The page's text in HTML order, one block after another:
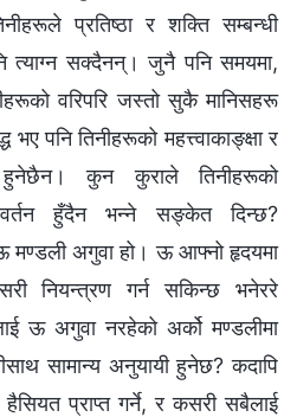
प्रतिष्ठा र शक्ति सम्‍बन्धी
त्याग्‍न सक्दैनन्। जुनै पनि समयमा,
वरिपरि जस्तो सुकै मानिसहरू
भए पनि तिनीहरूको महत्त्वाकाङ्क्षा र
हुनेछैन। कुन कुराले तिनीहरूको
हुँदैन भन्ने सङ्केत दिन्छ?
मण्डली अगुवा हो। ऊ आफ्नो हृदयमा
नियन्त्रण गर्न सकिन्छ भनेररे
ऊ अगुवा नरहेको अर्को मण्डलीमा
सामान्य अनुयायी हुनेछ? कदापि
प्राप्त गर्ने, र कसरी सबैलाई